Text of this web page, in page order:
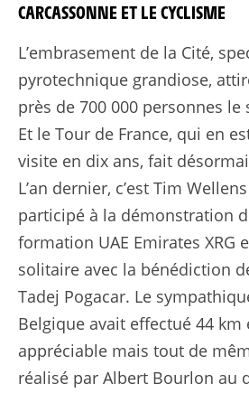
CARCASSONNE ET LE CYCLISME
L’embrasement de la Cité,
pyrotechnique grandiose,
près de 700 000 personnes le
Et le Tour de France, qui en
visite en dix ans, fait
L’an dernier, c’est Tim
participé à la démonstration
formation UAE Emirates XRG
solitaire avec la bénédiction
Tadej Pogacar. Le
Belgique avait effectué 44
appréciable mais tout de
réalisé par Albert Bourlon au